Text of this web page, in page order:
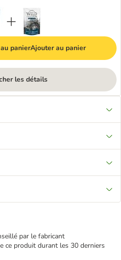
panierAjouter au panier
les détails
par le fabricant
ce produit durant les 30 derniers